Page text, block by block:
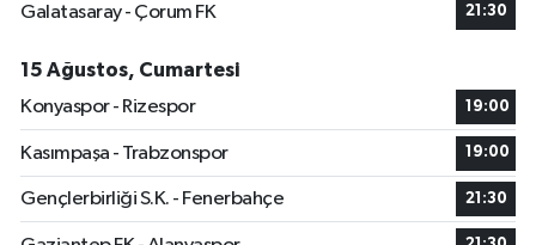
Galatasaray - Çorum FK
21:30
15 Ağustos, Cumartesi
Konyaspor - Rizespor
19:00
Kasımpaşa - Trabzonspor 19:00
Gençlerbirliği S.K. - Fenerbahçe 21:30